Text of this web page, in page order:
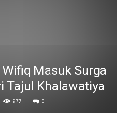
Masuk Surga
Tajul Khalawatiya
977 0